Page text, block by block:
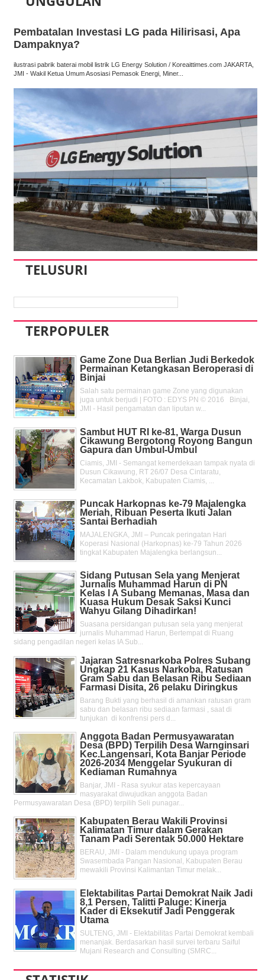
Pembatalan Investasi LG pada Hilirisasi, Apa
Dampaknya?
ilustrasi pabrik baterai mobil listrik LG Energy Solution / Koreaittimes.com JAKARTA,
JMI - Wakil Ketua Umum Asosiasi Pemasok Energi, Miner...
TELUSURI
TERPOPULER
Game Zone Dua Berlian Judi Berkedok
Permainan Ketangkasan Beroperasi di
Binjai
Salah satu permainan game Zone yang digunakan
juga untuk berjudi | FOTO : EDYS PN © 2016 Binjai,
JMI - Hasil pengamatan dan liputan w...
Sambut HUT RI ke-81, Warga Dusun
Cikawung Bergotong Royong Bangun
Gapura dan Umbul-Umbul
Ciamis, JMI - Semangat kemerdekaan tampak nyata di
Dusun Cikawung, RT 26/07 Desa Cintaratu,
Kecamatan Lakbok, Kabupaten Ciamis, ...
Puncak Harkopnas ke-79 Majalengka
Meriah, Ribuan Peserta Ikuti Jalan
Santai Berhadiah
MAJALENGKA, JMI – Puncak peringatan Hari
Koperasi Nasional (Harkopnas) ke-79 Tahun 2026
tingkat Kabupaten Majalengka berlangsun...
Sidang Putusan Sela yang Menjerat
Jurnalis Muhammad Harun di PN
Kelas l A Subang Memanas, Masa dan
Kuasa Hukum Desak Saksi Kunci
Wahyu Gilang Dihadirkan!
Suasana persidangan putusan sela yang menjerat
jurnalis Muhammad Harun, Bertempat di Ruang
sidang pengadilan negeri kelas IA Sub...
Jajaran Satresnarkoba Polres Subang
Ungkap 21 Kasus Narkoba, Ratusan
Gram Sabu dan Belasan Ribu Sediaan
Farmasi Disita, 26 pelaku Diringkus
Barang Bukti yang berhasil di amankan ratusan gram
sabu dan belasan ribu sediaan farmasi , saat di
tunjukan di konfrensi pers d...
Anggota Badan Permusyawaratan
Desa (BPD) Terpilih Desa Warnginsari
Kec.Langensari, Kota Banjar Periode
2026-2034 Menggelar Syukuran di
Kediaman Rumahnya
Banjar, JMI - Rasa syukur atas kepercayaan
masyarakat diwujudkan anggota Badan
Permusyawaratan Desa (BPD) terpilih Seli punagar...
Kabupaten Berau Wakili Provinsi
Kalimatan Timur dalam Gerakan
Tanam Padi Serentak 50.000 Hektare
BERAU, JMI - Dalam mendukung upaya program
Swasembada Pangan Nasional, Kabupaten Berau
mewakili Provinsi Kalimantan Timur melak...
Elektabilitas Partai Demokrat Naik Jadi
8,1 Persen, Talitti Paluge: Kinerja
Kader di Eksekutif Jadi Penggerak
Utama
SULTENG, JMI - Elektabilitas Partai Demokrat kembali
menanjak. Berdasarkan hasil survei terbaru Saiful
Mujani Research and Consulting (SMRC...